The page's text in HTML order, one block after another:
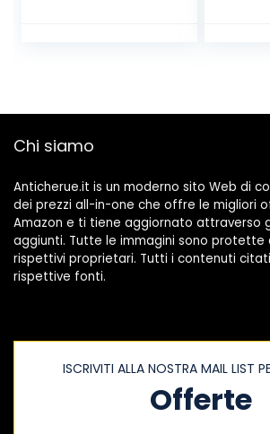
Chi siamo
Anticherue.it is un moderno sito Web di
dei prezzi all-in-one che offre le migliori
Amazon e ti tiene aggiornato attraverso
aggiunti. Tutte le immagini sono protette
rispettivi proprietari. Tutti i contenuti
rispettive fonti.
ISCRIVITI ALLA NOSTRA MAIL LIST
Offerte